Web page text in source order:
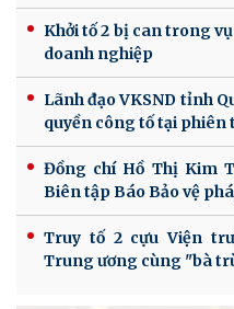
Khởi tố 2 bị can trong
doanh nghiệp
Lãnh đạo VKSND tỉnh
quyền công tố tại phiên
Đồng chí Hồ Thị Kim
Biên tập Báo Bảo vệ
Truy tố 2 cựu Viện
Trung ương cùng "bà